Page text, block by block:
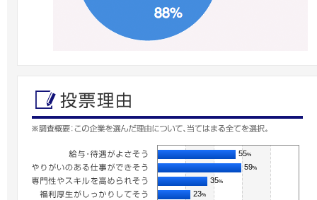
55%
59%
35%
23%